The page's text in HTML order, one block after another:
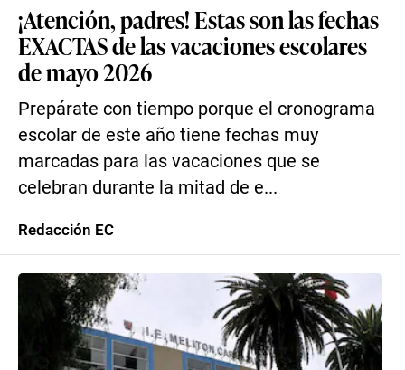
¡Atención, padres! Estas son las fechas
EXACTAS de las vacaciones escolares
de mayo 2026
Prepárate con tiempo porque el cronograma
escolar de este año tiene fechas muy
marcadas para las vacaciones que se
celebran durante la mitad de e...
Redacción EC